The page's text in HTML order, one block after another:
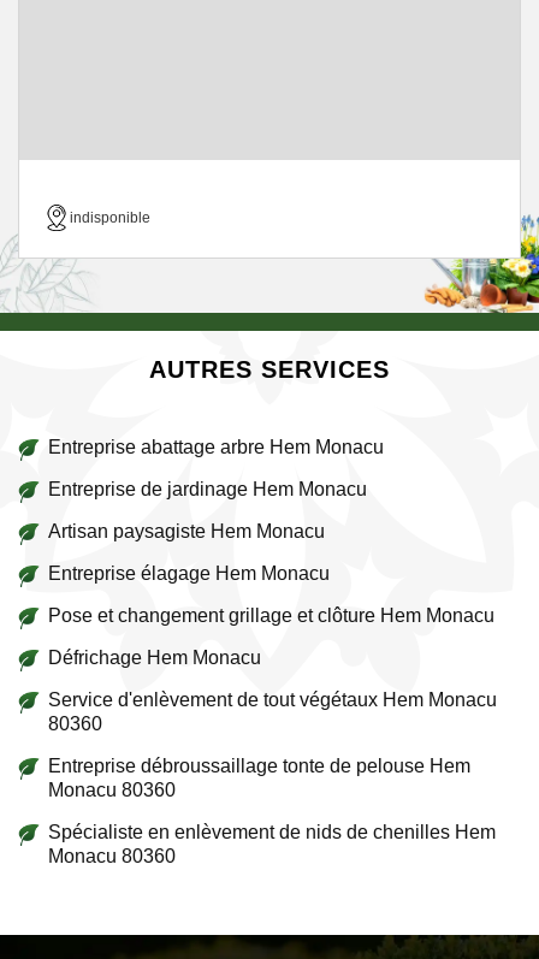
indisponible
AUTRES SERVICES
Entreprise abattage arbre Hem Monacu
Entreprise de jardinage Hem Monacu
Artisan paysagiste Hem Monacu
Entreprise élagage Hem Monacu
Pose et changement grillage et clôture Hem Monacu
Défrichage Hem Monacu
Service d'enlèvement de tout végétaux Hem Monacu
80360
Entreprise débroussaillage tonte de pelouse Hem
Monacu 80360
Spécialiste en enlèvement de nids de chenilles Hem
Monacu 80360